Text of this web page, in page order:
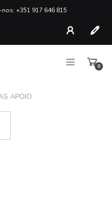
+351 917 646 815
0
APOIO